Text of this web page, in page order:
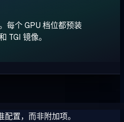
每个 GPU 档位都预装
TGI 镜像。
置，而非附加项。